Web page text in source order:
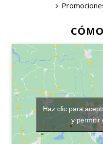
Haz clic para
y permitir